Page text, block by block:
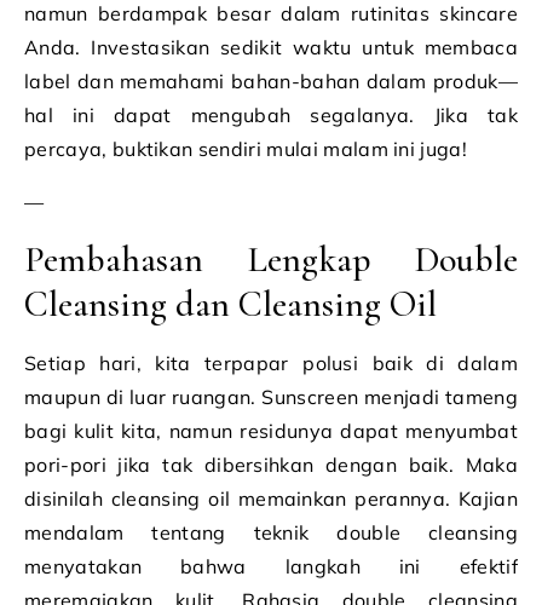
namun berdampak besar dalam rutinitas skincare
Anda. Investasikan sedikit waktu untuk membaca
label dan memahami bahan-bahan dalam produk—
hal ini dapat mengubah segalanya. Jika tak
percaya, buktikan sendiri mulai malam ini juga!
—
Pembahasan Lengkap Double
Cleansing dan Cleansing Oil
Setiap hari, kita terpapar polusi baik di dalam
maupun di luar ruangan. Sunscreen menjadi tameng
bagi kulit kita, namun residunya dapat menyumbat
pori-pori jika tak dibersihkan dengan baik. Maka
disinilah cleansing oil memainkan perannya. Kajian
mendalam tentang teknik double cleansing
menyatakan bahwa langkah ini efektif
meremajakan kulit. Rahasia double cleansing